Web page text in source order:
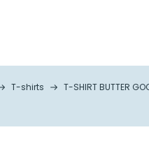
T-shirts
T-SHIRT BUTTER